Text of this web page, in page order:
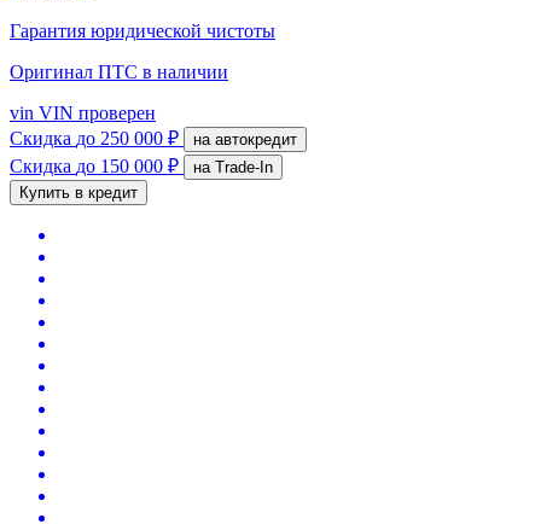
Гарантия юридической чистоты
Оригинал ПТС в наличии
vin VIN проверен
Скидка до 250 000 ₽ на автокредит
Скидка до 150 000 ₽
на Trade-In
Купить в кредит